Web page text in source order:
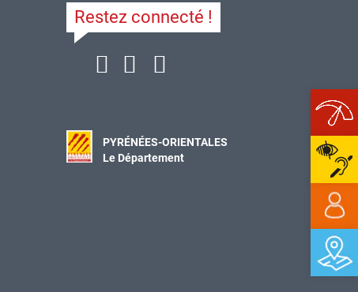
Restez connecté !
PYRÉNÉES-ORIENTALES
Le Département